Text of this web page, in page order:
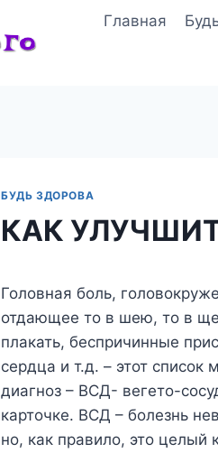
Главная
БУДЬ ЗДОРОВА
КАК
Головная боль,
отдающее то в шею, то в
плакать, беспричинные
сердца и т.д. – этот
диагноз – ВСД- вегето-
карточке. ВСД – болезнь
но, как правило, это целый